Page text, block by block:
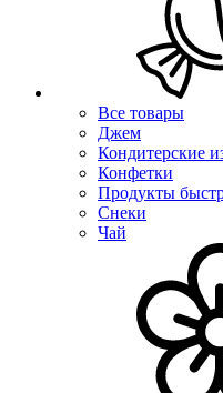
Все товары
Джем
Кондитерские
Конфетки
Продукты
Снеки
Чай